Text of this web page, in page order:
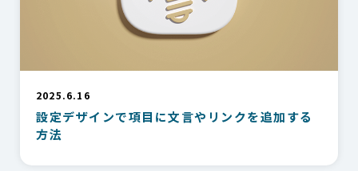
2025.6.16
設定デザインで項目に文言やリンクを追加する
方法